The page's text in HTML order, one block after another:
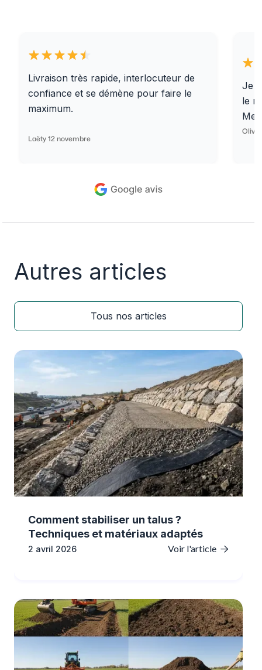
Livraison très rapide, interlocuteur de
confiance et se démène pour faire le
maximum.
Laëty 12 novembre
Je
le
Autres articles
Tous nos articles
Comment stabiliser un talus ?
Techniques et matériaux adaptés
2 avril 2026 Voir l'article 